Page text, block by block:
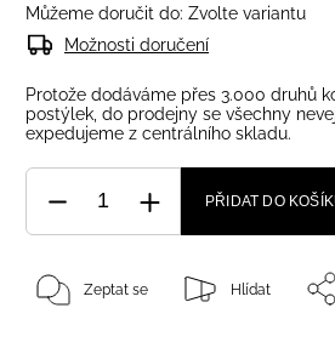
Můžeme doručit do: Zvolte variantu
Možnosti doručení
Protože dodáváme přes 3.000 druhů
postýlek, do prodejny se všechny
expedujeme z centrálního skladu.
PŘIDAT DO
Zeptat se Hlídat